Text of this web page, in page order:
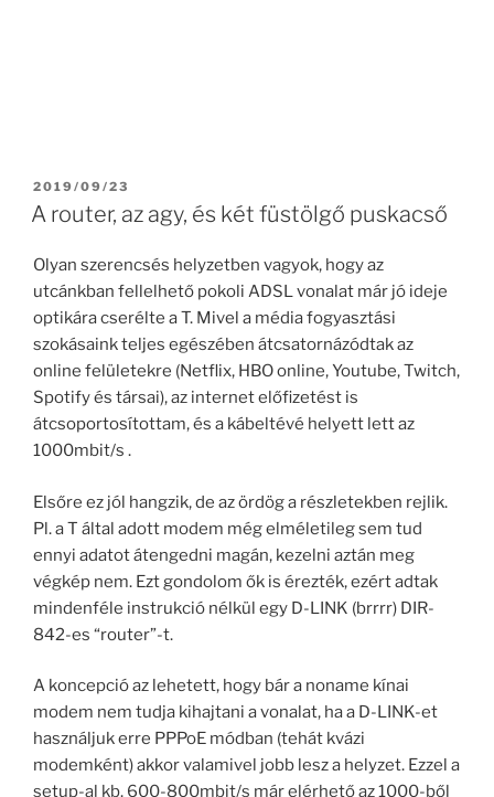
POSTED
ON
2019/09/23
A router, az agy, és két füstölgő puskacső
Olyan szerencsés helyzetben vagyok, hogy az
utcánkban fellelhető pokoli ADSL vonalat már jó ideje
optikára cserélte a T. Mivel a média fogyasztási
szokásaink teljes egészében átcsatornázódtak az
online felületekre (Netflix, HBO online, Youtube, Twitch,
Spotify és társai), az internet előfizetést is
átcsoportosítottam, és a kábeltévé helyett lett az
1000mbit/s .
Elsőre ez jól hangzik, de az ördög a részletekben rejlik.
Pl. a T által adott modem még elméletileg sem tud
ennyi adatot átengedni magán, kezelni aztán meg
végkép nem. Ezt gondolom ők is érezték, ezért adtak
mindenféle instrukció nélkül egy D-LINK (brrrr) DIR-
842-es “router”-t.
A koncepció az lehetett, hogy bár a noname kínai
modem nem tudja kihajtani a vonalat, ha a D-LINK-et
használjuk erre PPPoE módban (tehát kvázi
modemként) akkor valamivel jobb lesz a helyzet. Ezzel a
setup-al kb. 600-800mbit/s már elérhető az 1000-ből